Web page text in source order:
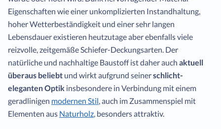
Eigenschaften wie einer unkomplizierten Instandhaltung,
hoher Wetterbeständigkeit und einer sehr langen
Lebensdauer existieren heutzutage aber ebenfalls viele
reizvolle, zeitgemäße Schiefer-Deckungsarten. Der
natürliche und nachhaltige Baustoff ist daher auch aktuell
überaus beliebt und wirkt aufgrund seinerschlicht-
eleganten Optik insbesondere in Verbindung mit einem
geradlinigen modernen Stil, auch im Zusammenspiel mit
Elementen aus Naturholz, besonders attraktiv.